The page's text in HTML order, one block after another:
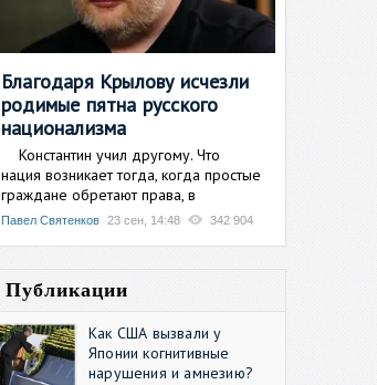
Благодаря Крылову исчезли
родимые пятна русского
национализма
Константин учил другому. Что
нация возникает тогда, когда простые
граждане обретают права, в
Павел Святенков 23 сен, 14:48 342 904
Публикации
Как США вызвали у
Японии когнитивные
нарушения и амнезию?